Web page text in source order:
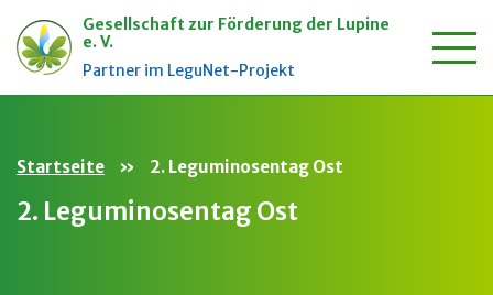
Zum
Gesellschaft zur Förderung der Lupine
e. V.
Partner im LeguNet-Projekt
Startseite » 2. Leguminosentag Ost
2. Leguminosentag Ost